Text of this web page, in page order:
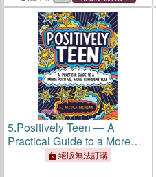
5.Positively Teen ― A
Practical Guide to a More
Positive, More Confident
絕版無法訂購